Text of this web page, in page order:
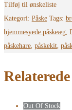
Tilføj til ønskeliste
Kategori: Påske Tags:
hjemmesyede påskeæg
påskehare påskekit
Out Of Stock